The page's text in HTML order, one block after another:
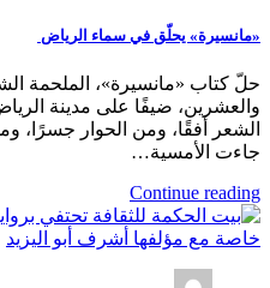
«مانسيرة» يحلّق في سماء الرياض
حلّ كتاب «مانسيرة»، الملحمة
والعشرين، ضيفًا على مدينة
الشعر أفقًا، ومن الحوار جسرًا،
جاءت الأمسية…
Continue reading